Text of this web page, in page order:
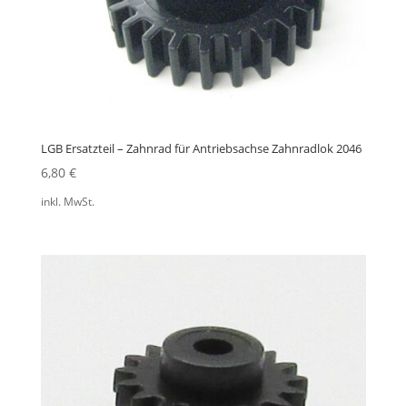
LGB Ersatzteil – Zahnrad für Antriebsachse Zahnradlok 2046
6,80 €
inkl. MwSt.